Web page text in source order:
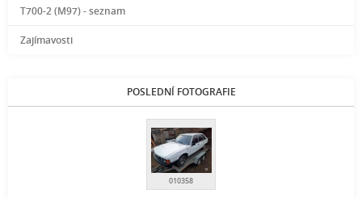
T700-2 (M97) - seznam
Zajímavosti
POSLEDNÍ FOTOGRAFIE
010358